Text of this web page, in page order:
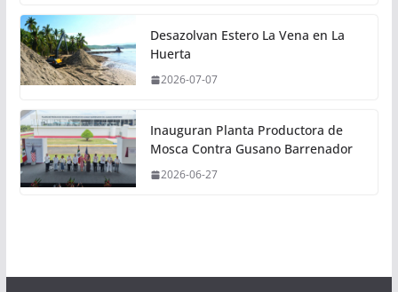
Desazolvan Estero La Vena en La
Huerta
2026-07-07
Inauguran Planta Productora de
Mosca Contra Gusano Barrenador
2026-06-27